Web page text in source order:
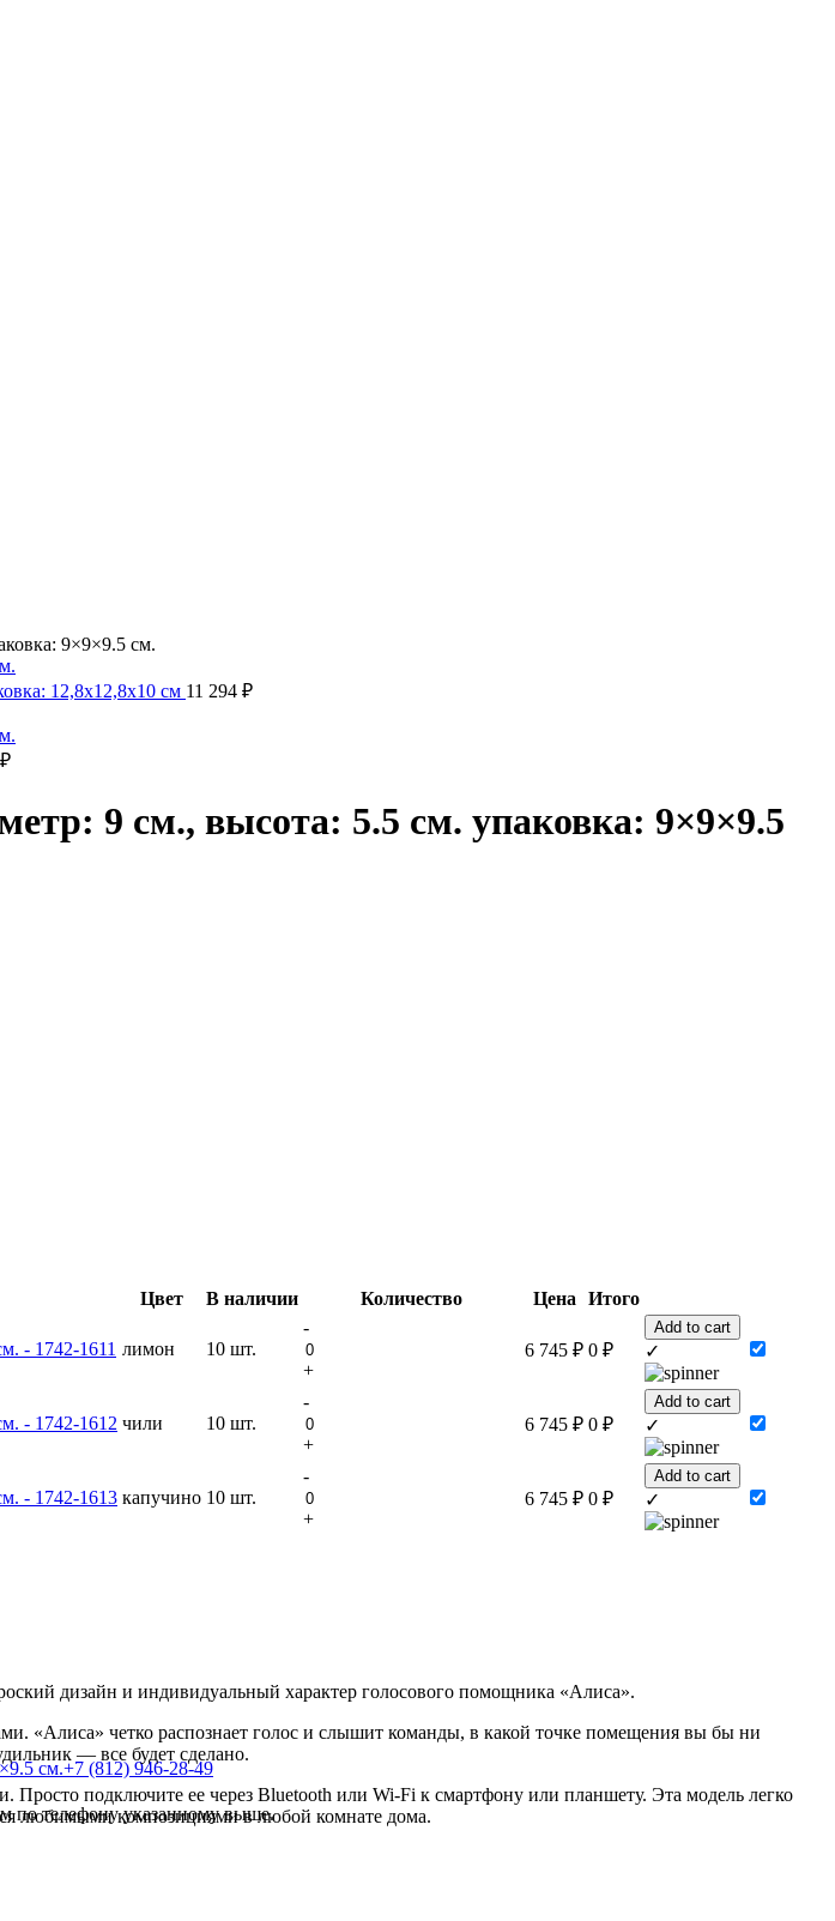
+7 (812) 946-28-49
по телефону указанному выше.
9×9×9.5 см.
12,8x12,8x10 см 11 294 ₽
₽
9 см., высота: 5.5 см. упаковка: 9×9×9.5
Цвет В наличии Количество Цена Итого
лимон 10 шт.
-
+
6 745 ₽ 0 ₽
Add to cart
✓
чили 10 шт.
-
+
6 745 ₽ 0 ₽
Add to cart
✓
капучино 10 шт.
-
+
6 745 ₽ 0 ₽
Add to cart
✓
дизайн и индивидуальный характер голосового помощника «Алиса».
четко распознает голос и слышит команды, в какой точке помещения вы бы ни
— все будет сделано.
подключите ее через Bluetooth или Wi-Fi к смартфону или планшету. Эта модель легко
любимыми композициями в любой комнате дома.